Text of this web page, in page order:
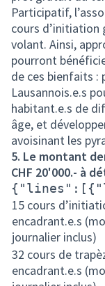
Participatif,
cours
volant. Ainsi,
pourront
de ces bienfaits :
Lausannois.e.s
habitant.e.s de
âge, et
avoisinant les
5. Le montant
CHF 20'000.- à
15 cours
encadrant.e.s
journalier inclus)
32 cours de
encadrant.e.s